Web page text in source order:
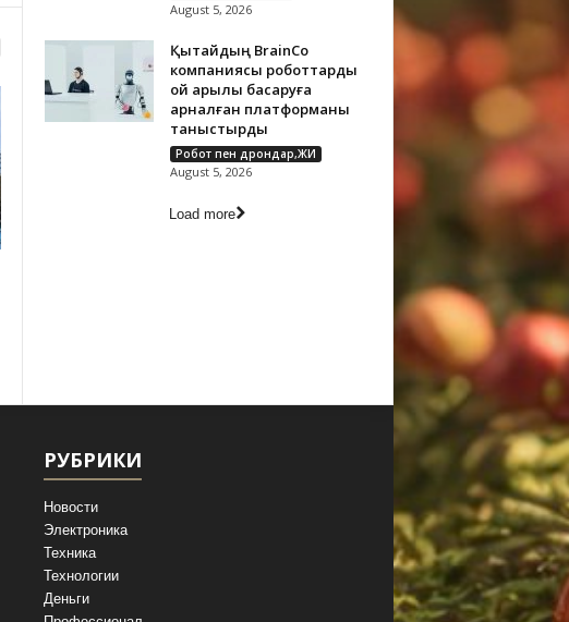
August 5, 2026
Қытайдың BrainCo
компаниясы роботтарды
ой арқылы басқаруға
арналған платформаны
таныстырды
Робот пен дрондар,ЖИ
August 5, 2026
Load more
РУБРИКИ
Новости
Электроника
Техника
Технологии
Деньги